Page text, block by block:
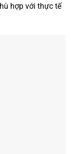
hợp với thực tế